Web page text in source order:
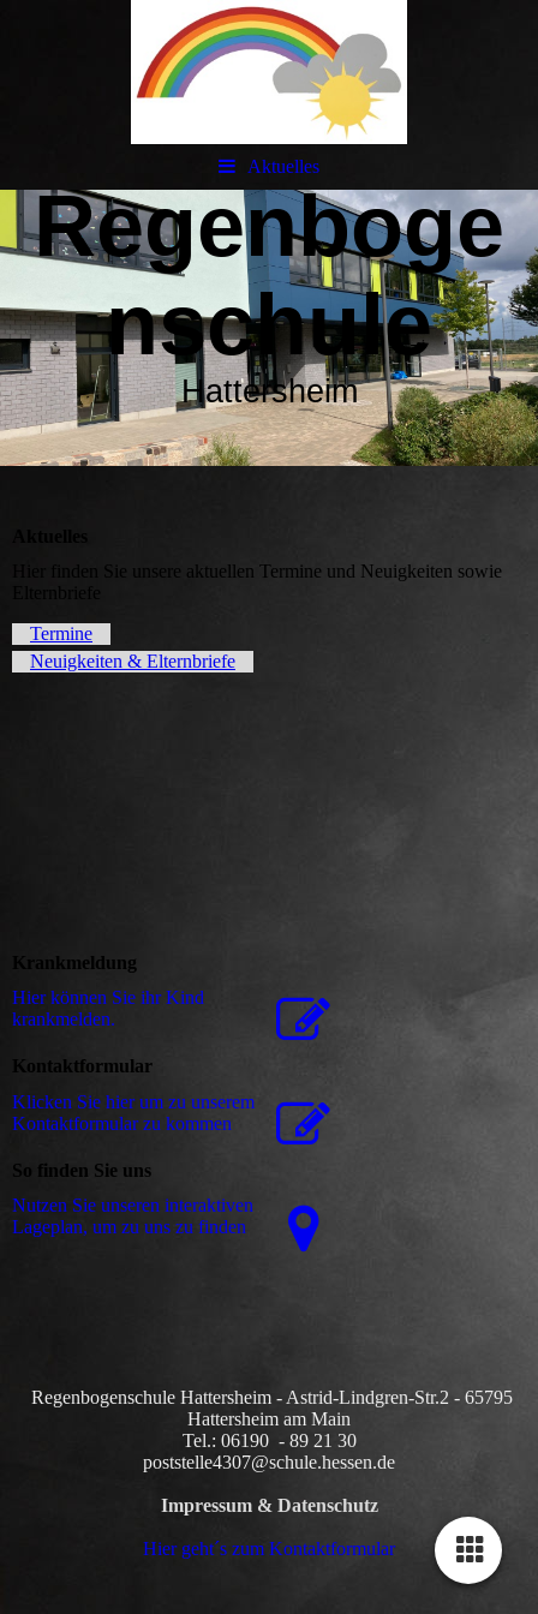
Aktuelles
Regenboge
nschule
Hattersheim
Hier finden Sie unsere aktuellen Termine und Neuigkeiten sowie
Termine
Neuigkeiten & Elternbriefe
Krankmeldung
Hier können Sie ihr Kind
krankmelden.
Kontaktformular
Klicken Sie hier um zu unserem
Kon­takt­for­mu­lar zu kommen
So finden Sie uns
Nutzen Sie unseren interaktiven
La­ge­plan, um zu uns zu finden
Regenbogenschule Hattersheim - Astrid-Lindgren-Str.2 - 65795
Hattersheim am Main
Tel.: 06190 - 89 21 30
poststelle4307@schule.hessen.de
Impressum & Datenschutz
Hier geht´s zum Kontaktformular